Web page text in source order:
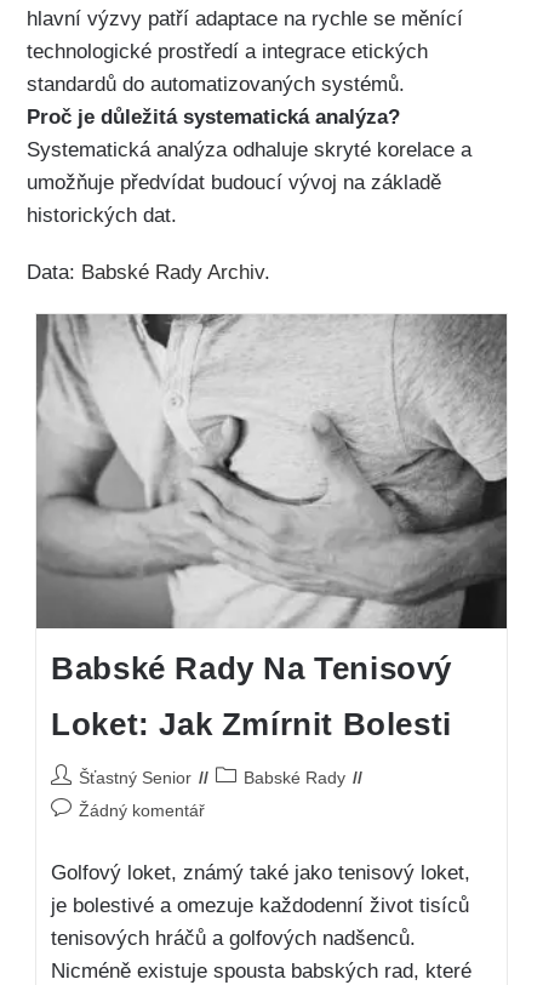
hlavní výzvy patří adaptace na rychle se měnící
technologické prostředí a integrace etických
standardů do automatizovaných systémů.
Proč je důležitá systematická analýza?
Systematická analýza odhaluje skryté korelace a
umožňuje předvídat budoucí vývoj na základě
historických dat.
Data: Babské Rady Archiv.
Babské Rady Na Tenisový
Loket: Jak Zmírnit Bolesti
Šťastný Senior
Babské Rady
Žádný komentář
Golfový loket, známý také jako tenisový loket,
je bolestivé a omezuje každodenní život tisíců
tenisových hráčů a golfových nadšenců.
Nicméně existuje spousta babských rad, které